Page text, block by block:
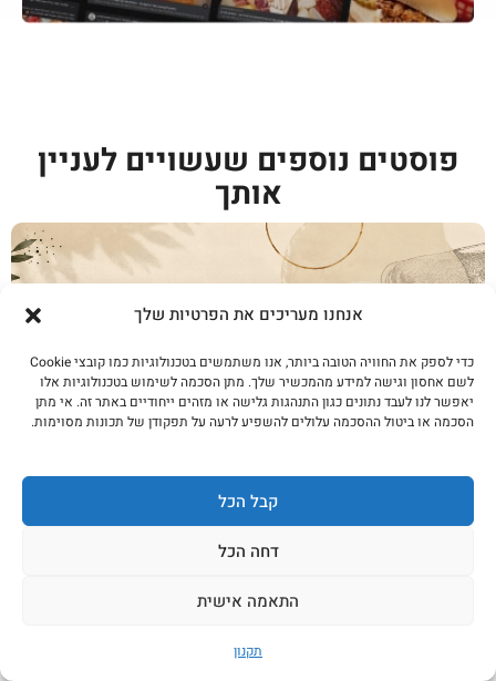
אנחנו מעריכים את הפרטיות שלך
כדי לספק את החוויה הטובה ביותר, אנו משתמשים בטכנולוגיות כמו קובצי Cookie
לשם אחסון וגישה למידע מהמכשיר שלך. מתן הסכמה לשימוש בטכנולוגיות אלו
יאפשר לנו לעבד נתונים כגון התנהגות גלישה או מזהים ייחודיים באתר זה. אי מתן
הסכמה או ביטול ההסכמה עלולים להשפיע לרעה על תפקודן של תכונות מסוימות.
קבל הכל
דחה הכל
התאמה אישית
תקנון
פוסטים נוספים שעשויים לעניין
אותך
אנציקלופדיית הנתחים · פרק 2 סקירט
פנימי/חיצוני